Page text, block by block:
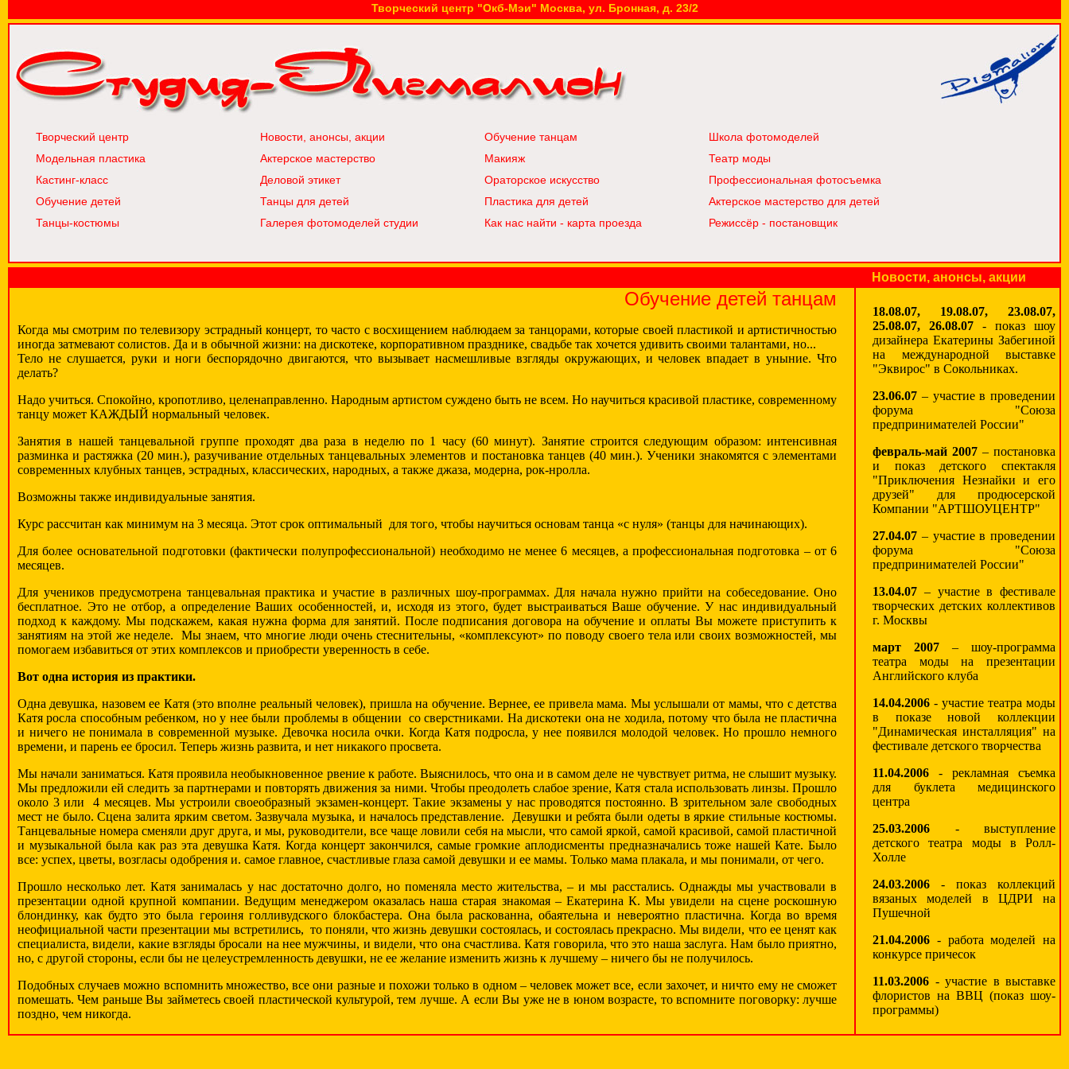
Творческий центр "Окб-Мэи" Москва, ул. Бронная, д. 23/2
Творческий центр Новости, анонсы, акции Обучение танцам
Школа фотомоделей
Модельная пластика
Актерское мастерство Макияж
Театр моды
Кастинг-класс
Деловой этикет Ораторское искусство
Профессиональная фотосъемка
Обучение детей
Танцы для детей Пластика для детей
Актерское мастерство для детей
Танцы-костюмы
Галерея фотомоделей студии Как нас найти - карта проезда Режиссёр - постановщик
Новости, анонсы, акции
18.08.07, 19.08.07, 23.08.07,
25.08.07, 26.08.07 - показ шоу
дизайнера Екатерины Забегиной
на международной выставке
"Эквирос" в Сокольниках.
23.06.07 – участие в проведении
форума "Союза
предпринимателей России"
февраль-май 2007 – постановка
и показ детского спектакля
"Приключения Незнайки и его
друзей" для продюсерской
Компании "АРТШОУЦЕНТР"
27.04.07 – участие в проведении
форума "Союза
предпринимателей России"
13.04.07 – участие в фестивале
творческих детских коллективов
г. Москвы
март 2007 – шоу-программа
театра моды на презентации
Английского клуба
14.04.2006 - участие театра моды
в показе новой коллекции
"Динамическая инсталляция" на
фестивале детского творчества
11.04.2006 - рекламная съемка
для буклета медицинского
центра
25.03.2006 - выступление
детского театра моды в Ролл-
Холле
24.03.2006 - показ коллекций
вязаных моделей в ЦДРИ на
Пушечной
21.04.2006 - работа моделей на
конкурсе причесок
11.03.2006 - участие в выставке
флористов на ВВЦ (показ шоу-
программы)
Обучение детей танцам
Когда мы смотрим по телевизору эстрадный концерт, то часто с восхищением наблюдаем за танцорами, которые своей пластикой и артистичностью
иногда затмевают солистов. Да и в обычной жизни: на дискотеке, корпоративном празднике, свадьбе так хочется удивить своими талантами, но...
Тело не слушается, руки и ноги беспорядочно двигаются, что вызывает насмешливые взгляды окружающих, и человек впадает в уныние. Что
делать?
Надо учиться. Спокойно, кропотливо, целенаправленно. Народным артистом суждено быть не всем. Но научиться красивой пластике, современному
танцу может КАЖДЫЙ нормальный человек.
Занятия в нашей танцевальной группе проходят два раза в неделю по 1 часу (60 минут). Занятие строится следующим образом: интенсивная
разминка и растяжка (20 мин.), разучивание отдельных танцевальных элементов и постановка танцев (40 мин.). Ученики знакомятся с элементами
современных клубных танцев, эстрадных, классических, народных, а также джаза, модерна, рок-нролла.
Возможны также индивидуальные занятия.
Курс рассчитан как минимум на 3 месяца. Этот срок оптимальный для того, чтобы научиться основам танца «с нуля» (танцы для начинающих).
Для более основательной подготовки (фактически полупрофессиональной) необходимо не менее 6 месяцев, а профессиональная подготовка – от 6
месяцев.
Для учеников предусмотрена танцевальная практика и участие в различных шоу-программах. Для начала нужно прийти на собеседование. Оно
бесплатное. Это не отбор, а определение Ваших особенностей, и, исходя из этого, будет выстраиваться Ваше обучение. У нас индивидуальный
подход к каждому. Мы подскажем, какая нужна форма для занятий. После подписания договора на обучение и оплаты Вы можете приступить к
занятиям на этой же неделе. Мы знаем, что многие люди очень стеснительны, «комплексуют» по поводу своего тела или своих возможностей, мы
помогаем избавиться от этих комплексов и приобрести уверенность в себе.
Вот одна история из практики.
Одна девушка, назовем ее Катя (это вполне реальный человек), пришла на обучение. Вернее, ее привела мама. Мы услышали от мамы, что с детства
Катя росла способным ребенком, но у нее были проблемы в общении со сверстниками. На дискотеки она не ходила, потому что была не пластична
и ничего не понимала в современной музыке. Девочка носила очки. Когда Катя подросла, у нее появился молодой человек. Но прошло немного
времени, и парень ее бросил. Теперь жизнь развита, и нет никакого просвета.
Мы начали заниматься. Катя проявила необыкновенное рвение к работе. Выяснилось, что она и в самом деле не чувствует ритма, не слышит музыку.
Мы предложили ей следить за партнерами и повторять движения за ними. Чтобы преодолеть слабое зрение, Катя стала использовать линзы. Прошло
около 3 или 4 месяцев. Мы устроили своеобразный экзамен-концерт. Такие экзамены у нас проводятся постоянно. В зрительном зале свободных
мест не было. Сцена залита ярким светом. Зазвучала музыка, и началось представление. Девушки и ребята были одеты в яркие стильные костюмы.
Танцевальные номера сменяли друг друга, и мы, руководители, все чаще ловили себя на мысли, что самой яркой, самой красивой, самой пластичной
и музыкальной была как раз эта девушка Катя. Когда концерт закончился, самые громкие аплодисменты предназначались тоже нашей Кате. Было
все: успех, цветы, возгласы одобрения и. самое главное, счастливые глаза самой девушки и ее мамы. Только мама плакала, и мы понимали, от чего.
Прошло несколько лет. Катя занималась у нас достаточно долго, но поменяла место жительства, – и мы расстались. Однажды мы участвовали в
презентации одной крупной компании. Ведущим менеджером оказалась наша старая знакомая – Екатерина К. Мы увидели на сцене роскошную
блондинку, как будто это была героиня голливудского блокбастера. Она была раскованна, обаятельна и невероятно пластична. Когда во время
неофициальной части презентации мы встретились, то поняли, что жизнь девушки состоялась, и состоялась прекрасно. Мы видели, что ее ценят как
специалиста, видели, какие взгляды бросали на нее мужчины, и видели, что она счастлива. Катя говорила, что это наша заслуга. Нам было приятно,
но, с другой стороны, если бы не целеустремленность девушки, не ее желание изменить жизнь к лучшему – ничего бы не получилось.
Подобных случаев можно вспомнить множество, все они разные и похожи только в одном – человек может все, если захочет, и ничто ему не сможет
помешать. Чем раньше Вы займетесь своей пластической культурой, тем лучше. А если Вы уже не в юном возрасте, то вспомните поговорку: лучше
поздно, чем никогда.